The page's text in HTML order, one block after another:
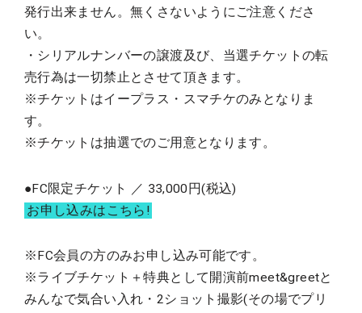
発行出来ません。無くさないようにご注意くださ
い。
・シリアルナンバーの譲渡及び、当選チケットの転
売行為は一切禁止とさせて頂きます。
※チケットはイープラス・スマチケのみとなりま
す。
※チケットは抽選でのご用意となります。
●FC限定チケット ／ 33,000円(税込)
お申し込みはこちら!
※FC会員の方のみお申し込み可能です。
※ライブチケット＋特典として開演前meet&greetと
みんなで気合い入れ・2ショット撮影(その場でプリ